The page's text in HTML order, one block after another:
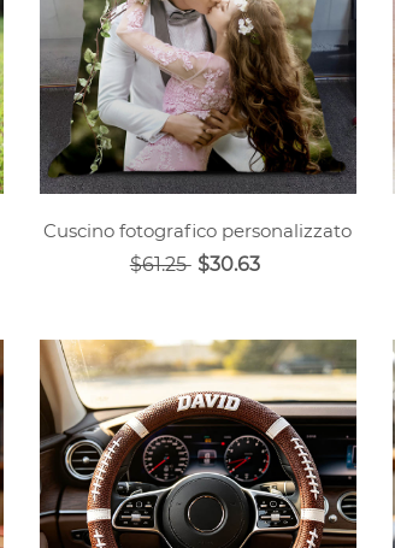
Cuscino fotografico personalizzato
$61.25 $30.63